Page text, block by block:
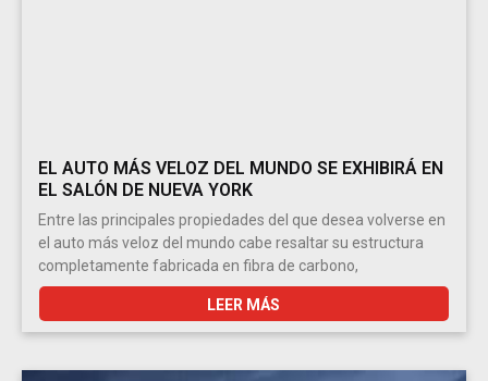
EL AUTO MÁS VELOZ DEL MUNDO SE EXHIBIRÁ EN
EL SALÓN DE NUEVA YORK
Entre las principales propiedades del que desea volverse en
el auto más veloz del mundo cabe resaltar su estructura
completamente fabricada en fibra de carbono,
LEER MÁS